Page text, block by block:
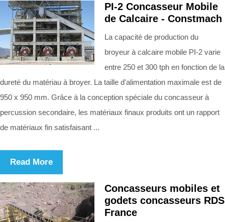
PI-2 Concasseur Mobile
de Calcaire - Constmach
La capacité de production du
broyeur à calcaire mobile PI-2 varie
entre 250 et 300 tph en fonction de la
dureté du matériau à broyer. La taille d'alimentation maximale est de
950 x 950 mm. Grâce à la conception spéciale du concasseur à
percussion secondaire, les matériaux finaux produits ont un rapport
de matériaux fin satisfaisant ...
Read More
Concasseurs mobiles et
godets concasseurs RDS
France